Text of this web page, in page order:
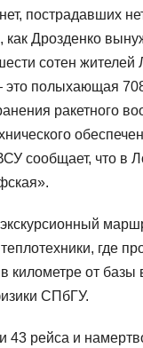
пострадавших
Дрозденко
сотен жителей
полыхающая
ракетного
сообщает, что
где
километре от
СПбГУ.
43 рейса и